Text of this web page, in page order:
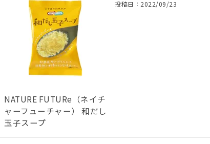
NATURE FUTURe（ネイチ
ャーフューチャー） 和だし
玉子スープ
投稿日 2022/09/23